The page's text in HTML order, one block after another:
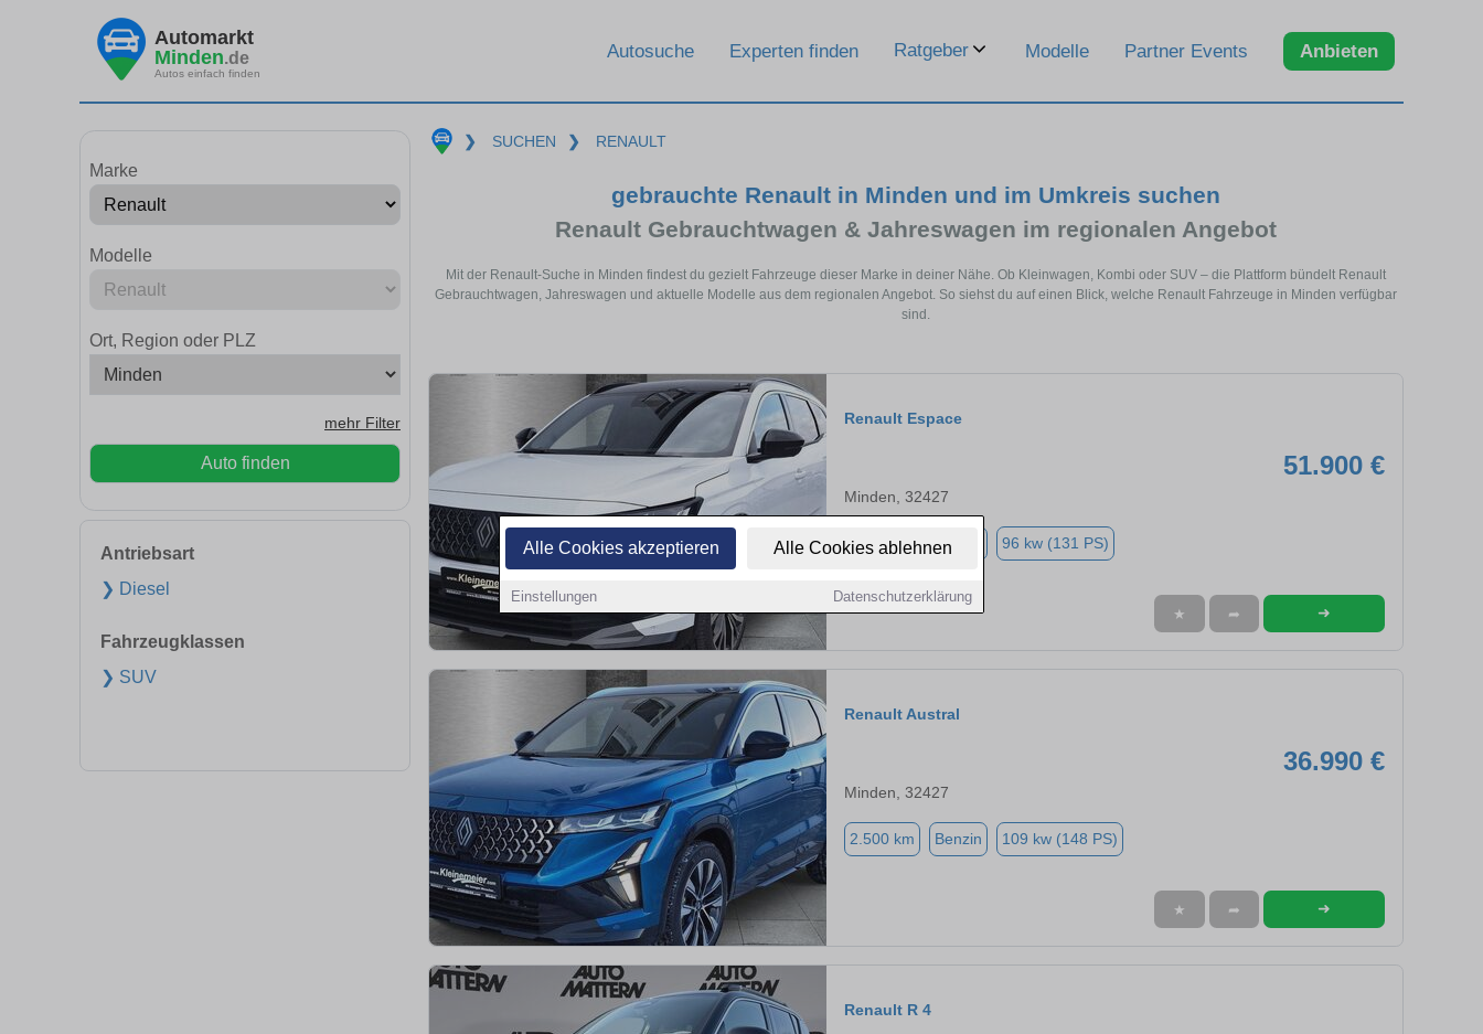
Alle Cookies akzeptieren Alle Cookies ablehnen
Einstellungen Datenschutzerklärung
Automarkt
Minden.de
Autos einfach finden
Autosuche Experten finden Ratgeber Modelle Partner Events Anbieten
Marke
Modelle
Ort, Region oder PLZ
mehr Filter
Auto finden
Antriebsart
❯ Diesel
Fahrzeugklassen
❯ SUV
❯ SUCHEN ❯ RENAULT
gebrauchte Renault in Minden und im Umkreis suchen
Renault Gebrauchtwagen & Jahreswagen im regionalen Angebot
Mit der Renault-Suche in Minden findest du gezielt Fahrzeuge dieser Marke in deiner Nähe. Ob Kleinwagen, Kombi oder SUV – die Plattform bündelt Renault
Gebrauchtwagen, Jahreswagen und aktuelle Modelle aus dem regionalen Angebot. So siehst du auf einen Blick, welche Renault Fahrzeuge in Minden verfügbar
sind.
Renault Espace
51.900 €
Minden, 32427
1.500 km Benzin 96 kw (131 PS)
★ ➦ ➜
Renault Austral
36.990 €
Minden, 32427
2.500 km Benzin 109 kw (148 PS)
★ ➦ ➜
Renault R 4